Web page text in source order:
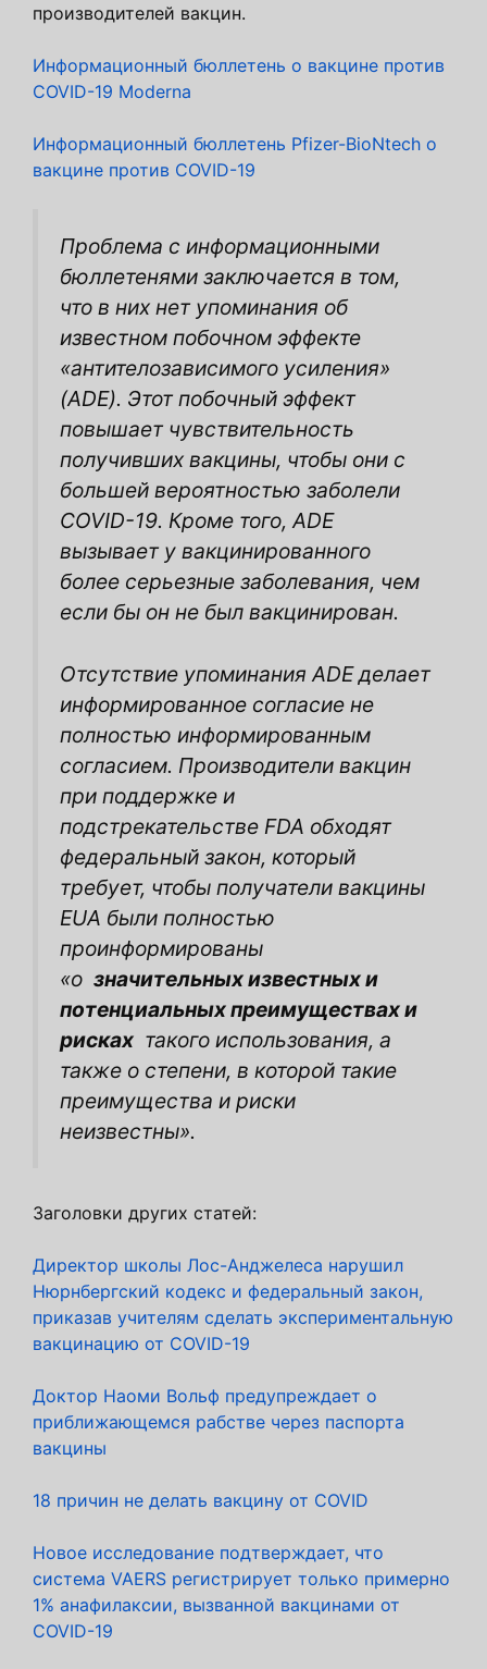
производителей вакцин.
Информационный бюллетень о вакцине против
COVID-19 Moderna
Информационный бюллетень Pfizer-BioNtech о
вакцине против COVID-19
Проблема с информационными
бюллетенями заключается в том,
что в них нет упоминания об
известном побочном эффекте
«антителозависимого усиления»
(ADE). Этот побочный эффект
повышает чувствительность
получивших вакцины, чтобы они с
большей вероятностью заболели
COVID-19. Кроме того, ADE
вызывает у вакцинированного
более серьезные заболевания, чем
если бы он не был вакцинирован.
Отсутствие упоминания ADE делает
информированное согласие не
полностью информированным
согласием. Производители вакцин
при поддержке и
подстрекательстве FDA обходят
федеральный закон, который
требует, чтобы получатели вакцины
EUA были полностью
проинформированы
«о значительных известных и
потенциальных преимуществах и
рисках такого использования, а
также о степени, в которой такие
преимущества и риски
неизвестны».
Заголовки других статей:
Директор школы Лос-Анджелеса нарушил
Нюрнбергский кодекс и федеральный закон,
приказав учителям сделать экспериментальную
вакцинацию от COVID-19
Доктор Наоми Вольф предупреждает о
приближающемся рабстве через паспорта
вакцины
18 причин не делать вакцину от COVID
Новое исследование подтверждает, что
система VAERS регистрирует только примерно
1% анафилаксии, вызванной вакцинами от
COVID-19